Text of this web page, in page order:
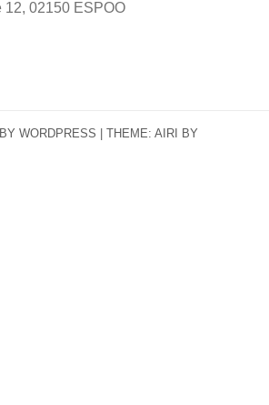
12, 02150 ESPOO
WORDPRESS THEME: AIRI
BY